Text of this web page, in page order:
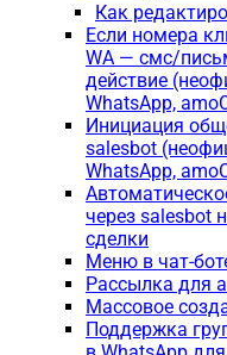
Как
Если номера
WA — смс/
действие
WhatsApp,
Инициация
salesbot
WhatsApp,
через salesbot
сделки
Меню в чат-
Рассылка для
Массовое
Поддержка